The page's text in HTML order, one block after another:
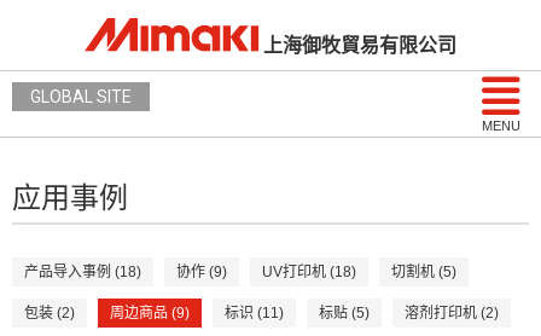
上海御牧貿易有限公司
MENU
GLOBAL SITE
应用事例
产品导入事例 (18) 协作 (9) UV打印机 (18) 切割机 (5)
包装 (2) 周边商品 (9) 标识 (11) 标贴 (5) 溶剂打印机 (2)